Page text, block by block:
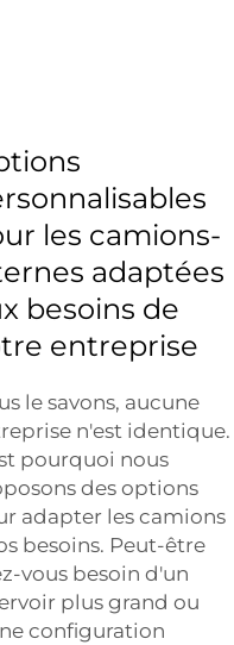
les camions-
adaptées
besoins de
entreprise
le savons, aucune
n'est identique.
pourquoi nous
des options
adapter les camions
besoins. Peut-être
vous besoin d'un
plus grand ou
configuration